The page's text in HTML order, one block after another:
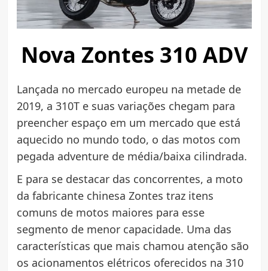
Nova Zontes 310 ADV
Lançada no mercado europeu na metade de
2019, a 310T e suas variações chegam para
preencher espaço em um mercado que está
aquecido no mundo todo, o das motos com
pegada adventure de média/baixa cilindrada.
E para se destacar das concorrentes, a moto
da fabricante chinesa Zontes traz itens
comuns de motos maiores para esse
segmento de menor capacidade. Uma das
características que mais chamou atenção são
os acionamentos elétricos oferecidos na 310